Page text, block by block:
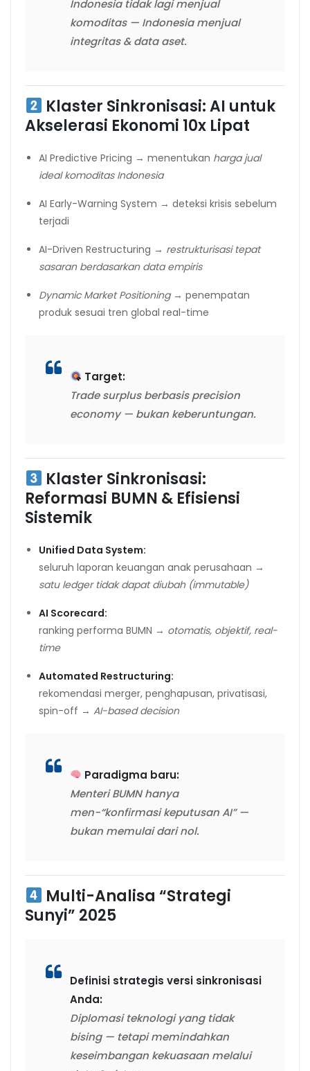
Indonesia tidak lagi menjual
komoditas — Indonesia menjual
integritas & data aset.
Klaster Sinkronisasi: AI untuk
Akselerasi Ekonomi 10x Lipat
AI Predictive Pricing → menentukan harga jual
ideal komoditas Indonesia
AI Early-Warning System → deteksi krisis sebelum
terjadi
AI-Driven Restructuring → restrukturisasi tepat
sasaran berdasarkan data empiris
Dynamic Market Positioning→ penempatan
produk sesuai tren global real-time
Target:
Trade surplus berbasis precision
economy — bukan keberuntungan.
Klaster Sinkronisasi:
Reformasi BUMN & Efisiensi
Sistemik
Unified Data System:
seluruh laporan keuangan anak perusahaan →
satu ledger tidak dapat diubah (immutable)
AI Scorecard:
ranking performa BUMN → otomatis, objektif, real-
time
Automated Restructuring:
rekomendasi merger, penghapusan, privatisasi,
spin-off → AI-based decision
Paradigma baru:
Menteri BUMN hanya
men-“konfirmasi keputusan AI” —
bukan memulai dari nol.
Multi-Analisa “Strategi
Sunyi” 2025
Definisi strategis versi sinkronisasi
Anda:
Diplomasi teknologi yang tidak
bising — tetapi memindahkan
keseimbangan kekuasaan melalui